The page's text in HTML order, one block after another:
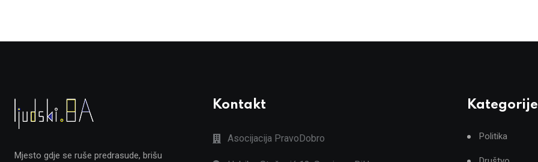
Mjesto gdje se ruše predrasude, brišu
Kontakt
Asocijacija PravoDobro
Kategorije
Politika